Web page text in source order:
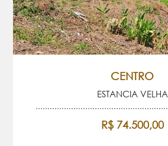
CENTRO
ESTANCIA VELHA
R$ 74.500,00